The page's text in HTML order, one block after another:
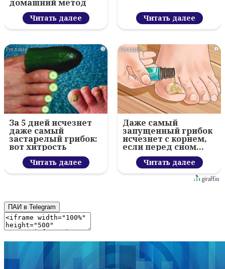
домашний метод
Читать далее Читать далее
i
За 5 дней исчезнет
даже самый
застарелый грибок:
вот хитрость
Читать далее
i
Даже самый
запущенный грибок
исчезнет с корнем,
если перед сном…
Читать далее
ПАИ в Telegram